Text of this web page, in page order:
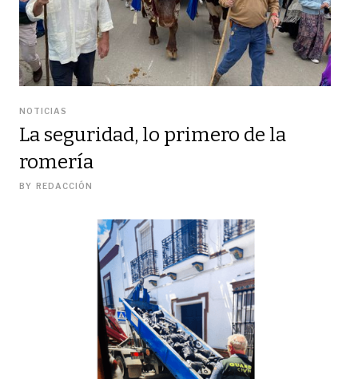
NOTICIAS
La seguridad, lo primero de la
romería
BY REDACCIÓN